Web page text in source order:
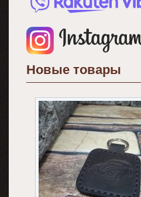
Новые товары